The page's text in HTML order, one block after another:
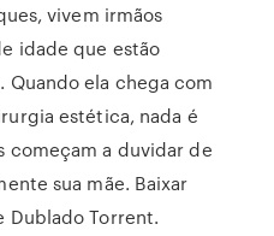
vivem irmãos
idade que estão
Quando ela chega com
estética, nada é
começam a duvidar de
sua mãe. Baixar
Dublado Torrent.